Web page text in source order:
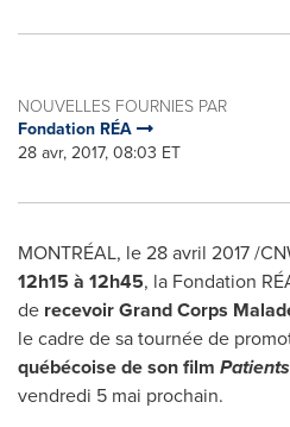
NOUVELLES FOURNIES PAR
Fondation RÉA
28 avr, 2017, 08:03 ET
MONTRÉAL, le 28 avril 2017 /
12h15 à 12h45, la Fondation
de recevoir Grand Corps
le cadre de sa tournée de
québécoise de son film Patients
vendredi 5 mai prochain.